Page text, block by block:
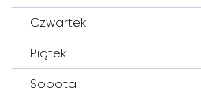
Czwartek
Piątek
Sobota